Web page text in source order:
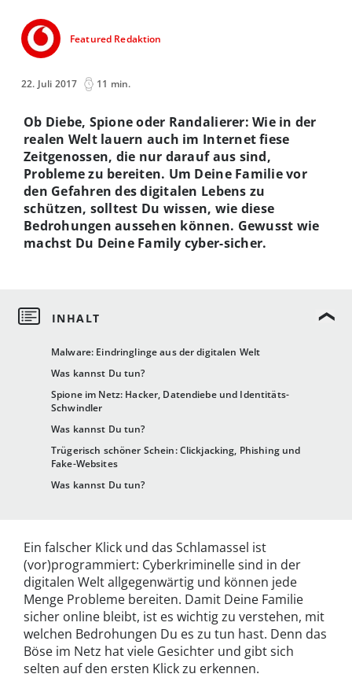
Featured Redaktion
22. Juli 2017 11 min.
Malware: Eindringlinge aus der digitalen Welt
Was kannst Du tun?
Spione im Netz: Hacker, Datendiebe und Identitäts-
Schwindler
Was kannst Du tun?
Trügerisch schöner Schein: Clickjacking, Phishing und
Fake-Websites
Was kannst Du tun?
Ob Diebe, Spione oder Randalierer: Wie in der
realen Welt lauern auch im Internet fiese
Zeitgenossen, die nur darauf aus sind,
Probleme zu bereiten. Um Deine Familie vor
den Gefahren des digitalen Lebens zu
schützen, solltest Du wissen, wie diese
Bedrohungen aussehen können. Gewusst wie
machst Du Deine Family cyber-sicher.
Ein falscher Klick und das Schlamassel ist
(vor)programmiert: Cyberkriminelle sind in der
digitalen Welt allgegenwärtig und können jede
Menge Probleme bereiten. Damit Deine Familie
sicher online bleibt, ist es wichtig zu verstehen, mit
welchen Bedrohungen Du es zu tun hast. Denn das
Böse im Netz hat viele Gesichter und gibt sich
selten auf den ersten Klick zu erkennen.